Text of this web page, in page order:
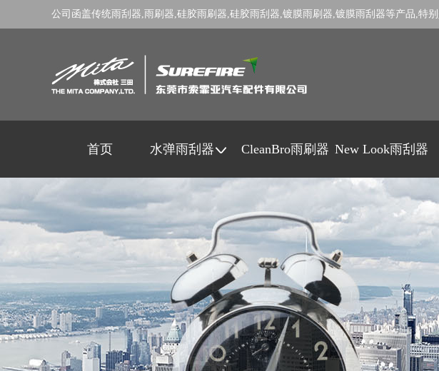
公司函盖传统雨刮器,雨刷器,硅胶雨刷器,硅胶雨刮器,镀膜雨刷器,镀膜雨刮器等产品,特
首页 水弹雨刮器 CleanBro雨刷器 New Look雨刮器